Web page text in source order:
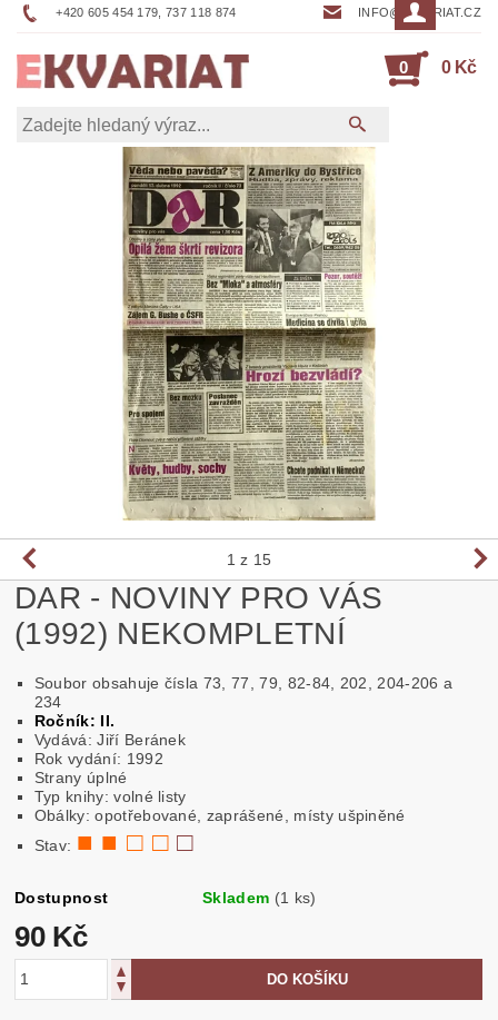
+420 605 454 179, 737 118 874 INFO@EKVARIAT.CZ
0 0 Kč
1 z 15
DAR - NOVINY PRO VÁS
(1992) NEKOMPLETNÍ
Soubor obsahuje čísla 73, 77, 79, 82-84, 202, 204-206 a
234
Ročník: II.
Vydává: Jiří Beránek
Rok vydání: 1992
Strany úplné
Typ knihy: volné listy
Obálky: opotřebované, zaprášené, místy ušpiněné
Stav: ■ ■ □ □ □
Dostupnost Skladem (1 ks)
90 Kč